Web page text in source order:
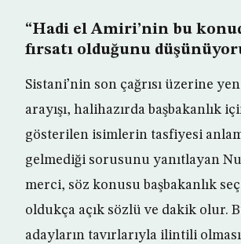
“Hadi el Amiri’nin bu
fırsatı olduğunu
Sistani’nin son çağrısı üzerine
arayışı, halihazırda başbakanlık
gösterilen isimlerin tasfiyesi
gelmediği sorusunu yanıtlayan
merci, söz konusu başbakanlık
oldukça açık sözlü ve dakik olur.
adayların tavırlarıyla ilintili